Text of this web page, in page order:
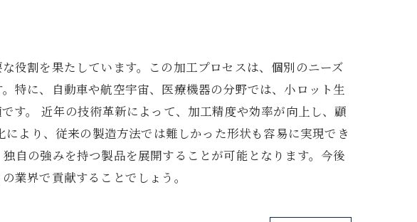
役割を果たしています。この加工プロセスは、個別のニーズ
特に、自動車や航空宇宙、医療機器の分野では、小ロット生
す。 近年の技術革新によって、加工精度や効率が向上し、顧
より、従来の製造方法では難しかった形状も容易に実現でき
自の強みを持つ製品を展開することが可能となります。今後
業界で貢献することでしょう。